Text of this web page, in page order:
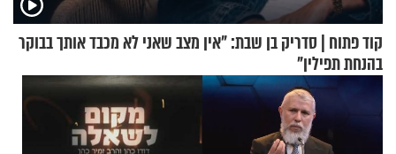
קוד פתוח | סדריק בן שבת: "אין מצב שאני לא מכבד אותך בבוקר
בהנחת תפילין"